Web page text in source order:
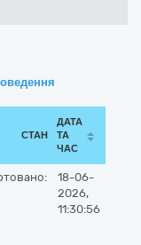
СТАН
ДАТА
ТА
ЧАС
18-06-
2026,
11:30:56